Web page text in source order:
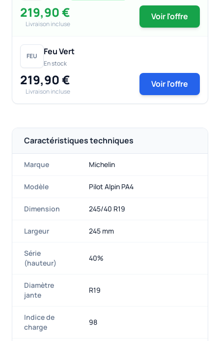
219,90 €
Livraison incluse
Voir l'offre
FEU Feu Vert
En stock
219,90 €
Livraison incluse
Voir l'offre
Caractéristiques techniques
Marque Michelin
Modèle Pilot Alpin PA4
Dimension 245/40 R19
Largeur 245 mm
Série
(hauteur)
40%
Diamètre
jante
R19
Indice de
charge
98